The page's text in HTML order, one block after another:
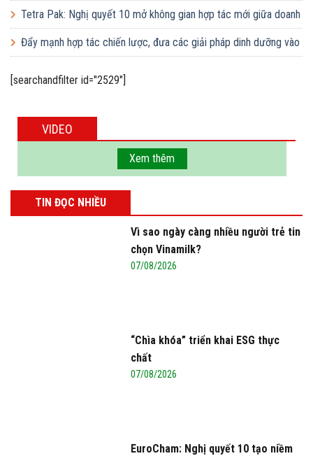
Tetra Pak: Nghị quyết 10 mở không gian hợp tác mới giữa doanh
nghiệp FDI và doanh nghiệp Việt
Đẩy mạnh hợp tác chiến lược, đưa các giải pháp dinh dưỡng vào
[searchandfilter id="2529"]
VIDEO
Xem thêm
TIN ĐỌC NHIỀU
Vì sao ngày càng nhiều người trẻ tin
chọn Vinamilk?
07/08/2026
“Chìa khóa” triển khai ESG thực
chất
07/08/2026
EuroCham: Nghị quyết 10 tạo niềm